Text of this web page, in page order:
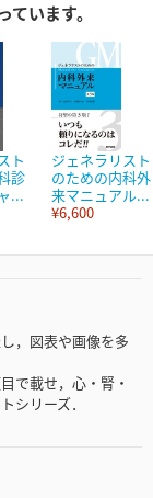
います。
ト
診
...
ジェネラリスト
のための内科外
来マニュアル...
¥6,600
，図表や画像を多
で載せ，心・腎・
シリーズ．